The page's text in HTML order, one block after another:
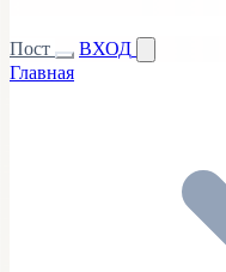
Пост
ВХОД
Главная